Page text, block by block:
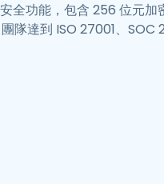
全功能，包含 256 位元加
隊達到 ISO 27001、SOC